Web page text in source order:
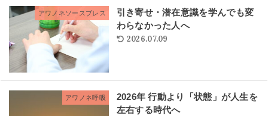
アワノネソースブレス
引き寄せ・潜在意識を学んでも変
わらなかった人へ
2026.07.09
アワノネ呼吸
2026年 行動より「状態」が人生を
左右する時代へ